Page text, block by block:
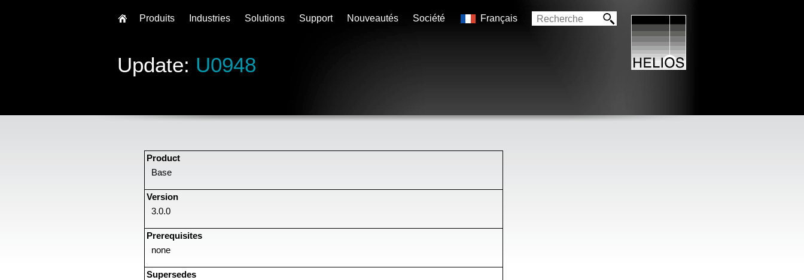
Update: U0948
Product
Base
Version
3.0.0
Prerequisites
none
Supersedes
Produits Industries Solutions Support Nouveautés Société Français